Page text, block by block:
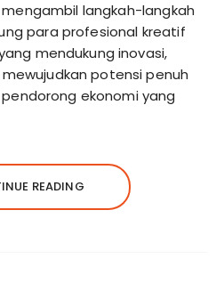
mengambil langkah-langkah
para profesional kreatif
mendukung inovasi,
potensi penuh
ekonomi yang
READING